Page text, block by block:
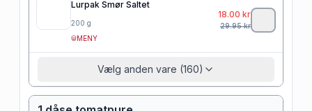
Lurpak Smør Saltet
200 g
MENY
18.00 kr
29.95kr
Vælg anden vare (160)